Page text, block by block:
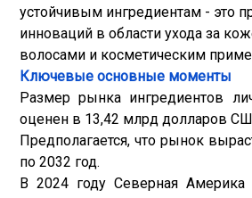
устойчивым ингредиентам - это
инноваций в области ухода за
волосами и косметическим
Ключевые основные моменты
Размер рынка ингредиентов
оценен в 13,42 млрд долларов
Предполагается, что рынок
по 2032 год.
В 2024 году Северная Америка